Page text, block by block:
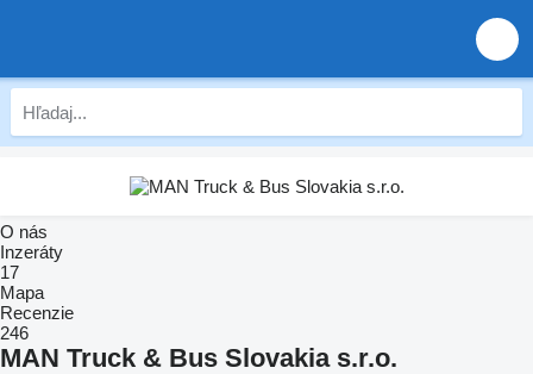
O nás
Inzeráty
17
Mapa
Recenzie
246
MAN Truck & Bus Slovakia s.r.o.